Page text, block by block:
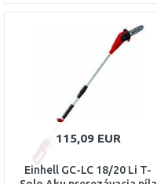
Porovnať
115,09 EUR
Einhell GC-LC 18/20 Li T-